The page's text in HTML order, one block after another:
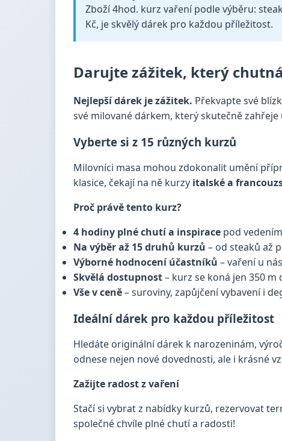
Zboží 4hod. kurz vaření podle výběru:
Kč, je skvělý dárek pro každou příležitost.
Darujte zážitek, který chutná
Nejlepší dárek je zážitek. Překvapte své
své milované dárkem, který skutečně zahřeje
Vyberte si z 15 různých kurzů
Milovníci masa mohou zdokonalit umění
klasice, čekají na ně kurzy italské a
Proč právě tento kurz?
4 hodiny plné chutí a inspirace pod
Na výběr až 15 druhů kurzů – od steaků až
Výborné hodnocení účastníků – vaření u
Skvělá dostupnost– kurz se koná jen 350 m
Vše v ceně– suroviny, zapůjčení vybavení i
Ideální dárek pro každou příležitost
Hledáte originální dárek k narozeninám,
odnese nejen nové dovednosti, ale i krásné
Zažijte radost z vaření
Stačí si vybrat z nabídky kurzů, rezervovat
společné chvíle plné chutí a radosti!